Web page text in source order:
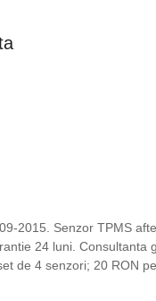
2015. Senzor TPMS
24 luni. Consultanta
de 4 senzori; 20 RON